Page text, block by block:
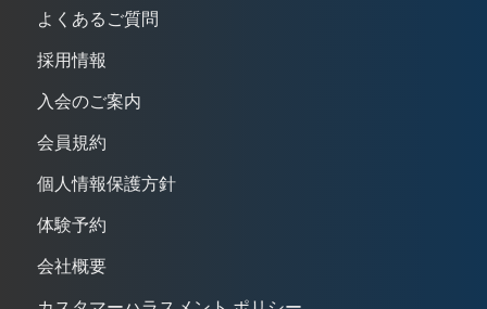
よくあるご質問
採用情報
入会のご案内
会員規約
個人情報保護方針
体験予約
会社概要